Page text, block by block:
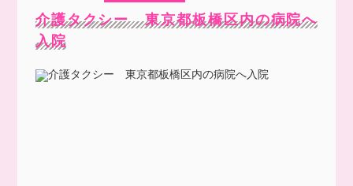
介護タクシー 東京都板橋区内の病院へ
入院